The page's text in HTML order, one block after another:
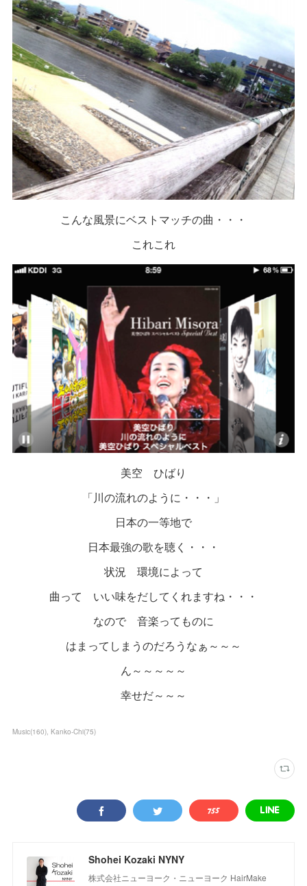
こんな風景にベストマッチの曲・・・
これこれ
美空 ひばり
「川の流れのように・・・」
日本の一等地で
日本最強の歌を聴く・・・
状況 環境によって
曲って いい味をだしてくれますね・・・
なので 音楽ってものに
はまってしまうのだろうなぁ～～～
ん～～～～～
幸せだ～～～
Music(160) Kanko-Chi(75)
Shohei Kozaki NYNY
株式会社ニューヨーク・ニューヨーク HairMake